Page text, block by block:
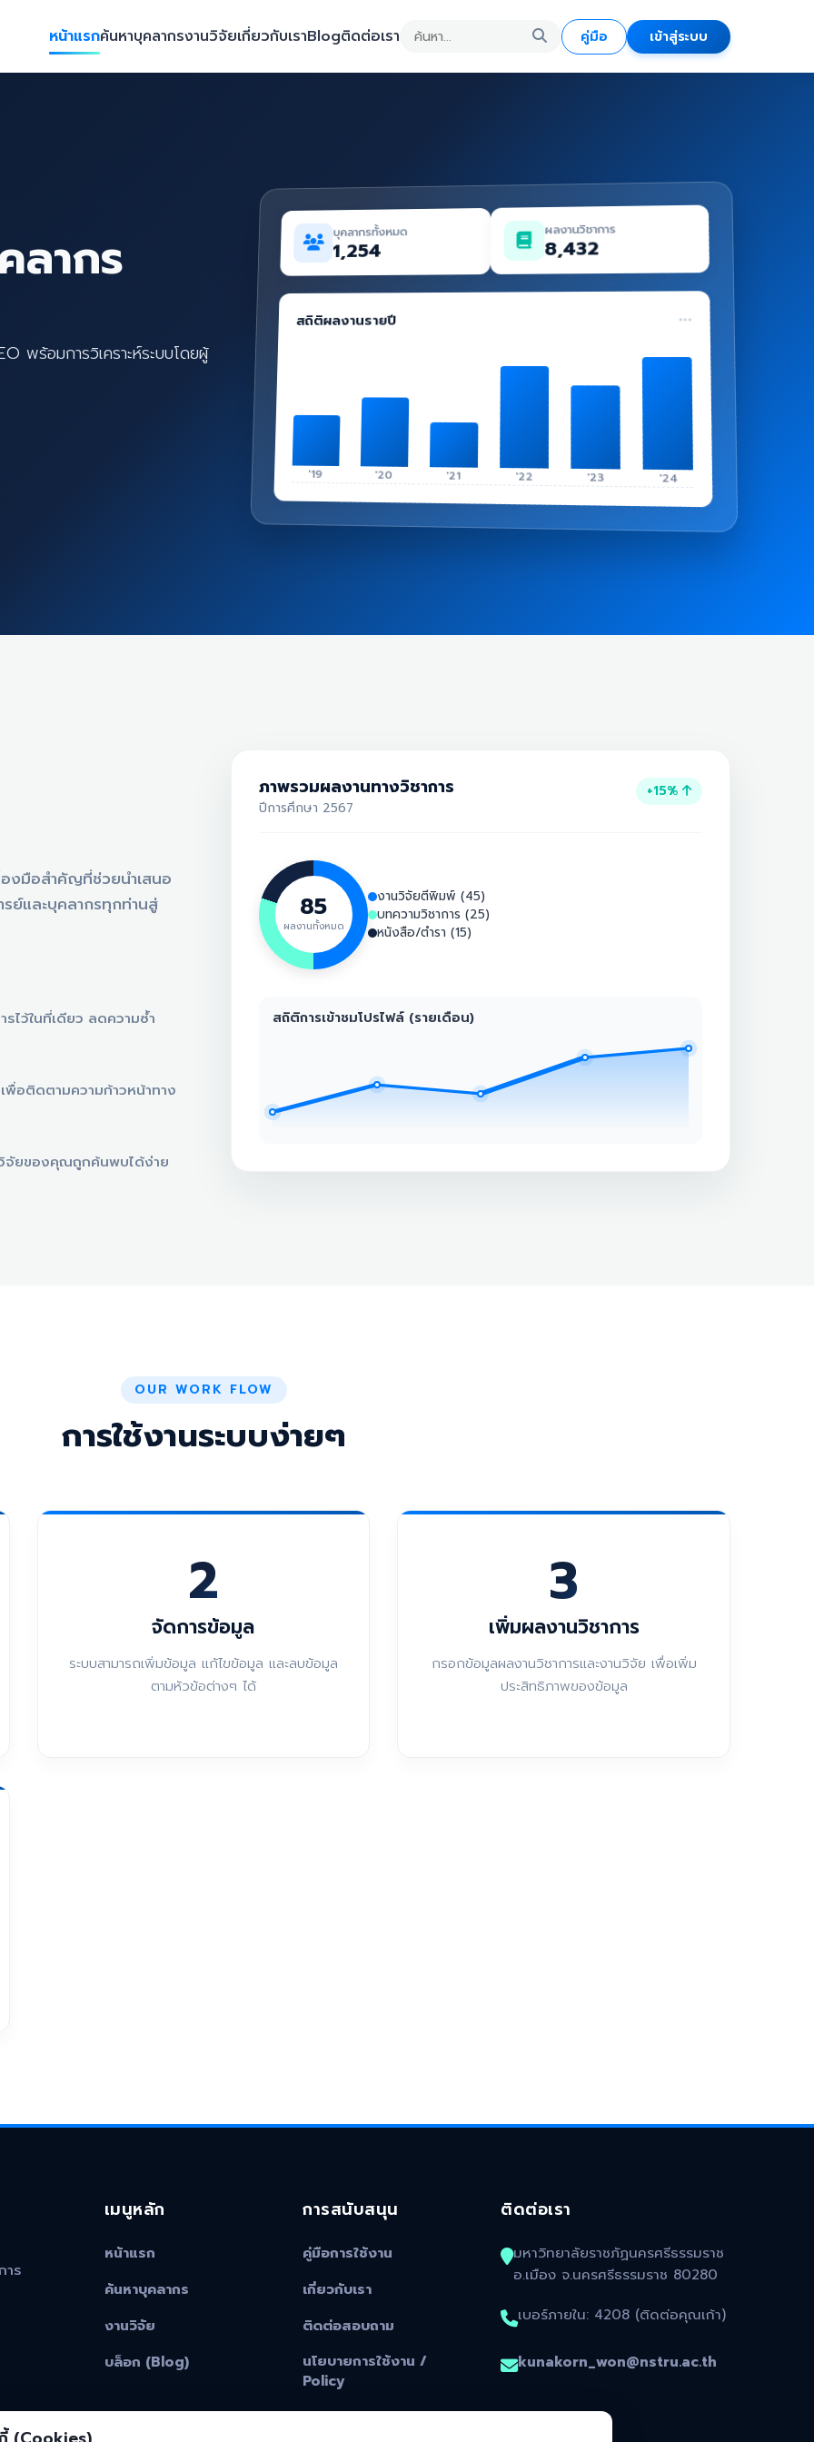
หน้าแรกค้นหาบุคลากรงานวิจัยเกี่ยวกับเราBlogติดต่อเรา คู่มือ เข้าสู่ระบบ
ลากร
พร้อมการวิเคราะห์ระบบโดยผู้
บุคลากรทั้งหมด
1,254
ผลงานวิชาการ
8,432
สถิติผลงานรายปี
'19 '20 '21 '22 '23 '24
องมือสำคัญที่ช่วยนำเสนอ
ย์และบุคลากรทุกท่านสู่
ไว้ในที่เดียว ลดความซ้ำ
พื่อติดตามความก้าวหน้าทาง
จัยของคุณถูกค้นพบได้ง่าย
ภาพรวมผลงานทางวิชาการ
ปีการศึกษา 2567
+15%
85
ผลงานทั้งหมด
งานวิจัยตีพิมพ์ (45)
บทความวิชาการ (25)
หนังสือ/ตำรา (15)
สถิติการเข้าชมโปรไฟล์ (รายเดือน)
OUR WORK FLOW
การใช้งานระบบง่ายๆ
2
จัดการข้อมูล
ระบบสามารถเพิ่มข้อมูล แก้ไขข้อมูล และลบข้อมูล
ตามหัวข้อต่างๆ ได้
3
เพิ่มผลงานวิชาการ
กรอกข้อมูลผลงานวิชาการและงานวิจัย เพื่อเพิ่ม
ประสิทธิภาพของข้อมูล
าร
เมนูหลัก
หน้าแรก
ค้นหาบุคลากร
งานวิจัย
บล็อก (Blog)
การสนับสนุน
คู่มือการใช้งาน
เกี่ยวกับเรา
ติดต่อสอบถาม
นโยบายการใช้งาน /
Policy
ติดต่อเรา
มหาวิทยาลัยราชภัฏนครศรีธรรมราช
อ.เมือง จ.นครศรีธรรมราช 80280
เบอร์ภายใน: 4208 (ติดต่อคุณเก้า)
kunakorn_won@nstru.ac.th